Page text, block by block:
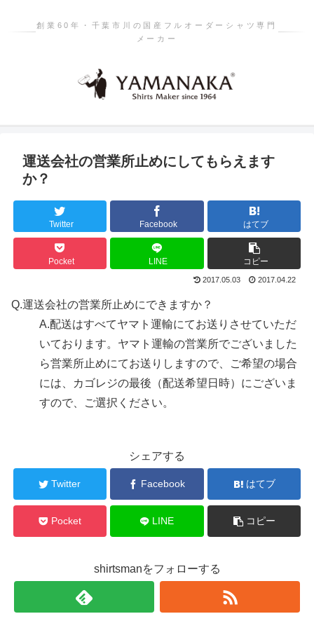
創業60年・千葉市川の国産フルオーダーシャツ専門
メーカー
運送会社の営業所止めにしてもらえます
か？
Twitter Facebook はてブ
Pocket LINE コピー
2017.05.03 2017.04.22
Q.運送会社の営業所止めにできますか？
A.配送はすべてヤマト運輸にてお送りさせていただ
いております。ヤマト運輸の営業所でございました
ら営業所止めにてお送りしますので、ご希望の場合
には、カゴレジの最後（配送希望日時）にございま
すので、ご選択ください。
シェアする
Twitter Facebook はてブ
Pocket LINE コピー
shirtsmanをフォローする